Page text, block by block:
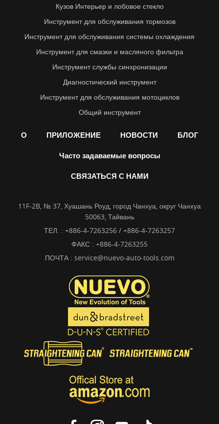
Кузов Интерьер и лобовое стекло
Инструмент для обслуживания тормозов
Инструмент для обслуживания системы охлаждения
Инструмент для смазки и масляного фильтра
Инструмент службы синхронизации
Диагностический инструмент
Инструмент для обслуживания мотоциклов
Общий инструмент
О ПРИЛОЖЕНИЕ НОВОСТИ БЛОГ
Часто задаваемые вопросы
СВЯЗАТЬСЯ С НАМИ
11F-2B, № 37, Хуашань Роуд, город Чанхуа, округ Чанхуа
50063, Тайвань
ТЕЛ. : +886-4-7263256 / +886-4-7263257
ФАКС : +886-4-7263255
ПОЧТА : service@nuevo-auto-tools.com